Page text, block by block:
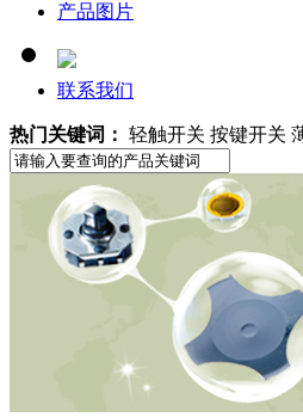
产品图片
联系我们
热门关键词： 轻触开关 按键开关